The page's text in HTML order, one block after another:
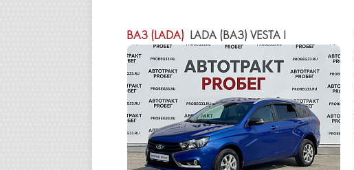
ВАЗ (LADA) LADA (ВАЗ) VESTA I